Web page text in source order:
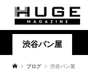
渋谷パン屋
ブログ 渋谷パン屋